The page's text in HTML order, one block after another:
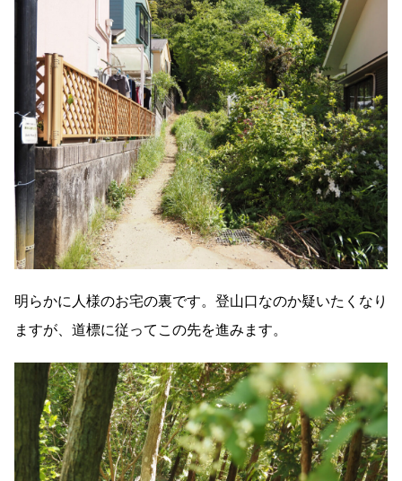
明らかに人様のお宅の裏です。登山口なのか疑いたくなり
ますが、道標に従ってこの先を進みます。